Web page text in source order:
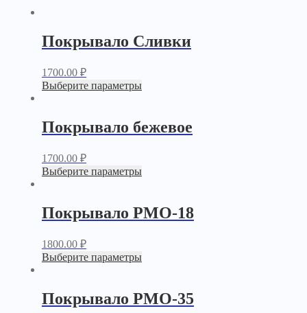
Покрывало Сливки
1700.00 ₽
Выберите параметры
Покрывало бежевое
1700.00 ₽
Выберите параметры
Покрывало PМО-18
1800.00 ₽
Выберите параметры
Покрывало PМО-35